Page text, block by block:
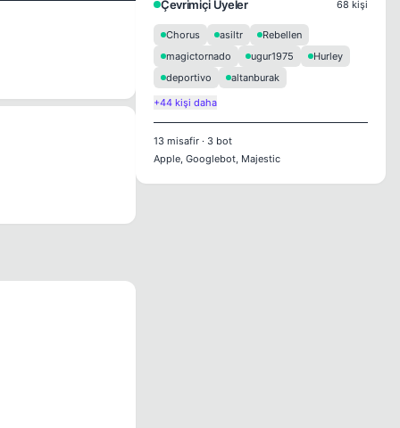
Çevrimiçi Üyeler 68 kişi
Chorus asiltr
Rebellen
magictornado
ugur1975
Hurley
deportivo
altanburak
+44 kişi daha
13 misafir · 3 bot
Apple, Googlebot, Majestic